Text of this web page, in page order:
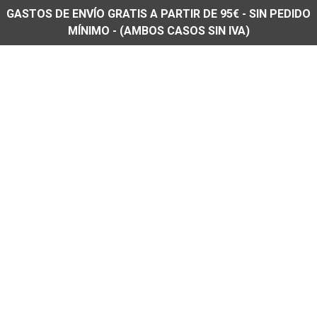
GASTOS DE ENVÍO GRATIS A PARTIR DE 95€ - SIN PEDIDO
MÍNIMO - (AMBOS CASOS SIN IVA)